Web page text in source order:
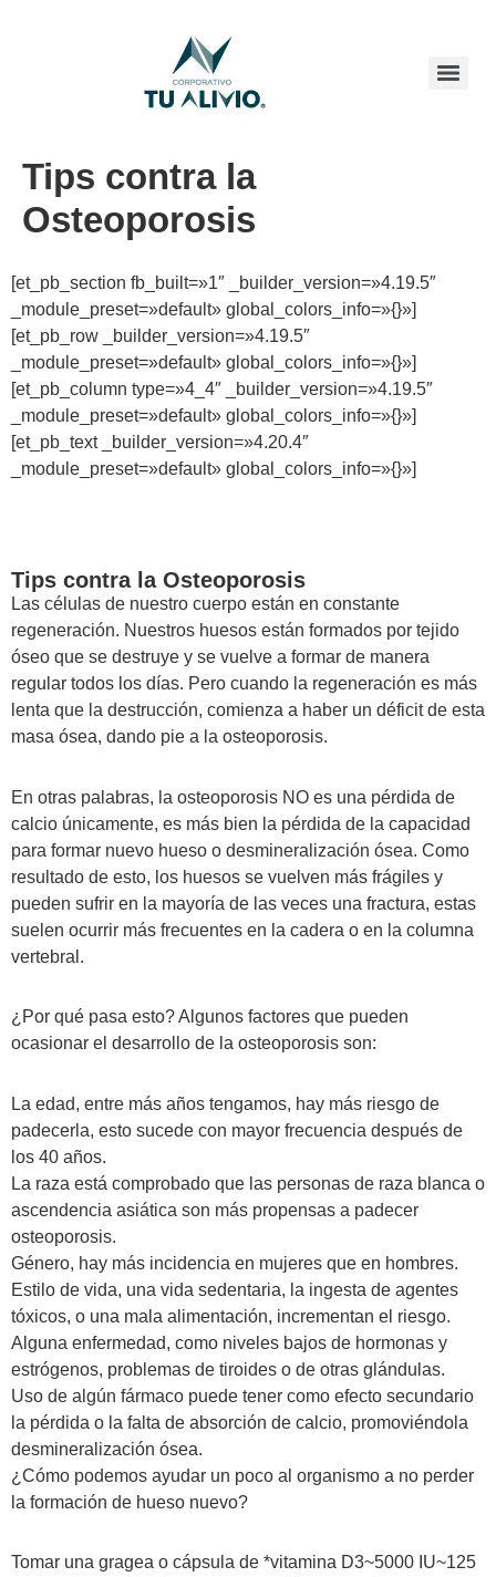
Tips contra la
Osteoporosis
[et_pb_section fb_built=»1″ _builder_version=»4.19.5″
_module_preset=»default» global_colors_info=»{}»]
[et_pb_row _builder_version=»4.19.5″
_module_preset=»default» global_colors_info=»{}»]
[et_pb_column type=»4_4″ _builder_version=»4.19.5″
_module_preset=»default» global_colors_info=»{}»]
[et_pb_text _builder_version=»4.20.4″
_module_preset=»default» global_colors_info=»{}»]
Tips contra la Osteoporosis
Las células de nuestro cuerpo están en constante
regeneración. Nuestros huesos están formados por tejido
óseo que se destruye y se vuelve a formar de manera
regular todos los días. Pero cuando la regeneración es más
lenta que la destrucción, comienza a haber un déficit de esta
masa ósea, dando pie a la osteoporosis.
En otras palabras, la osteoporosis NO es una pérdida de
calcio únicamente, es más bien la pérdida de la capacidad
para formar nuevo hueso o desmineralización ósea. Como
resultado de esto, los huesos se vuelven más frágiles y
pueden sufrir en la mayoría de las veces una fractura, estas
suelen ocurrir más frecuentes en la cadera o en la columna
vertebral.
¿Por qué pasa esto? Algunos factores que pueden
ocasionar el desarrollo de la osteoporosis son:
La edad, entre más años tengamos, hay más riesgo de
padecerla, esto sucede con mayor frecuencia después de
los 40 años.
La raza está comprobado que las personas de raza blanca o
ascendencia asiática son más propensas a padecer
osteoporosis.
Género, hay más incidencia en mujeres que en hombres.
Estilo de vida, una vida sedentaria, la ingesta de agentes
tóxicos, o una mala alimentación, incrementan el riesgo.
Alguna enfermedad, como niveles bajos de hormonas y
estrógenos, problemas de tiroides o de otras glándulas.
Uso de algún fármaco puede tener como efecto secundario
la pérdida o la falta de absorción de calcio, promoviéndola
desmineralización ósea.
¿Cómo podemos ayudar un poco al organismo a no perder
la formación de hueso nuevo?
Tomar una gragea o cápsula de *vitamina D3~5000 IU~125